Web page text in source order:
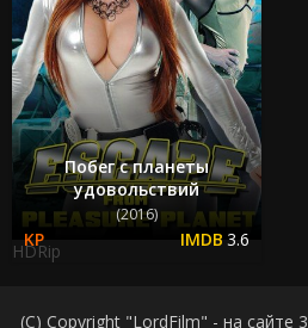
Побег с планеты
удовольствий
(2016)
3.6
HDRip
(C) Copyright "LordFilm" - на сайте